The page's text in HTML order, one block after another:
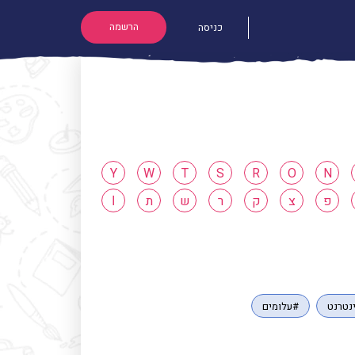
כניסה הרשמה
N
O
R
S
T
W
Y
פ
צ ק ר ש ת ا
#עלומים